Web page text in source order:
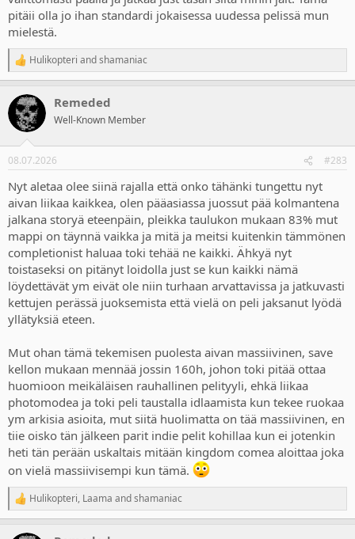
pitäii olla jo ihan standardi jokaisessa uudessa pelissä mun
mielestä.
R
e
c
t
i
s
Hulikopteri andshamaniac
Remeded
Well-Known Member
08.07.2026 #283
Nyt aletaa olee siinä rajalla että onko tähänki tungettu nyt
aivan liikaa kaikkea, olen pääasiassa juossut pää kolmantena
jalkana storyä eteenpäin, pleikka taulukon mukaan 83% mut
mappi on täynnä vaikka ja mitä ja meitsi kuitenkin tämmönen
completionist haluaa toki tehää ne kaikki. Ähkyä nyt
toistaseksi on pitänyt loidolla just se kun kaikki nämä
löydettävät ym eivät ole niin turhaan arvattavissa ja jatkuvasti
kettujen perässä juoksemista että vielä on peli jaksanut lyödä
yllätyksiä eteen.
Mut ohan tämä tekemisen puolesta aivan massiivinen, save
kellon mukaan mennää jossin 160h, johon toki pitää ottaa
huomioon meikäläisen rauhallinen pelityyli, ehkä liikaa
photomodea ja toki peli taustalla idlaamista kun tekee ruokaa
ym arkisia asioita, mut siitä huolimatta on tää massiivinen, en
tiie oisko tän jälkeen parit indie pelit kohillaa kun ei jotenkin
heti tän perään uskaltais mitään kingdom comea aloittaa joka
on vielä massiivisempi kun tämä.
R
e
Hulikopteri, Laama andshamaniac